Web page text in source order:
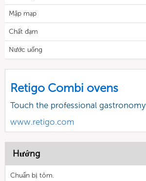
Mập mạp
Chất đạm
Nước uống
Retigo Combi ovens
Touch the professional gastronomy
www.retigo.com
Hướng
Chuẩn bị tôm.